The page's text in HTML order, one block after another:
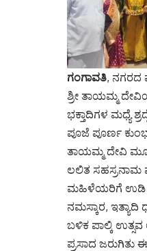
ಗಂಗಾವತಿ, ನಗರದ
ಶ್ರೀ ತಾಯಮ್ಮ
ಭಕ್ತಾದಿಗಳ ಮಧ್ಯೆ
ಪೂಜೆ ಪೂರ್ಣ
ತಾಯಮ್ಮ ದೇವಿ
ಲಲಿತ ಸಹಸ್ರನಾಮ
ಮಹಿಳೆಯರಿಗೆ ಉಡಿ
ನಮಸ್ಕಾರ,
ಬಳಿಕ ಪಾಲ್ಕಿ
ಪ್ರಸಾದ